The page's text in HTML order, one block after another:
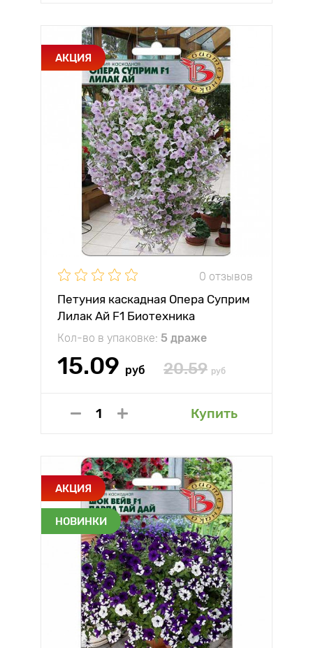
АКЦИЯ
0 отзывов
Петуния каскадная Опера Суприм
Лилак Ай F1 Биотехника
Кол-во в упаковке: 5 драже
15.09 руб 20.59 руб
Купить
АКЦИЯ
НОВИНКИ